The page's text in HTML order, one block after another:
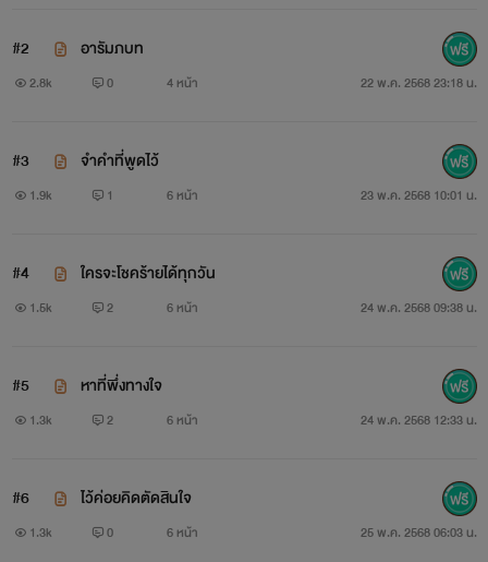
#2 อารัมภบท
2.8k 0 4 หน้า 22 พ.ค. 2568 23:18 น.
#3 จำคำที่พูดไว้
1.9k 1 6 หน้า 23 พ.ค. 2568 10:01 น.
#4 ใครจะโชคร้ายได้ทุกวัน
1.5k 2 6 หน้า 24 พ.ค. 2568 09:38 น.
#5 หาที่พึ่งทางใจ
1.3k 2 6 หน้า 24 พ.ค. 2568 12:33 น.
#6 ไว้ค่อยคิดตัดสินใจ
1.3k 0 6 หน้า 25 พ.ค. 2568 06:03 น.